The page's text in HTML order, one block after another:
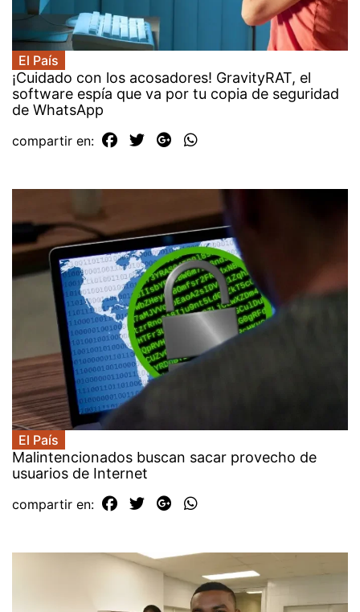
El País
¡Cuidado con los acosadores! GravityRAT, el
software espía que va por tu copia de seguridad
de WhatsApp
compartir en:
El País
Malintencionados buscan sacar provecho de
usuarios de Internet
compartir en: